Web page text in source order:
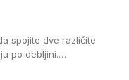
spojite dve različite
po debljini.